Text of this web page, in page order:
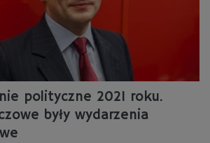
polityczne 2021 roku.
były wydarzenia